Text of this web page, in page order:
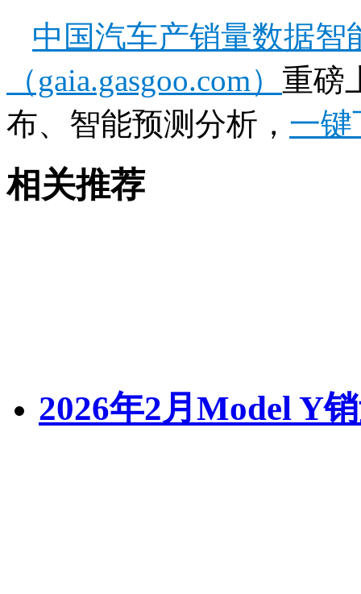
中国汽车产销量数据
（gaia.gasgoo.com） 重磅
布、智能预测分析， 一键
相关推荐
2026年2月Model Y